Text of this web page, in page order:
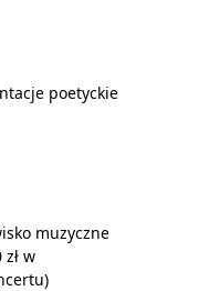
poetyckie
muzyczne
w